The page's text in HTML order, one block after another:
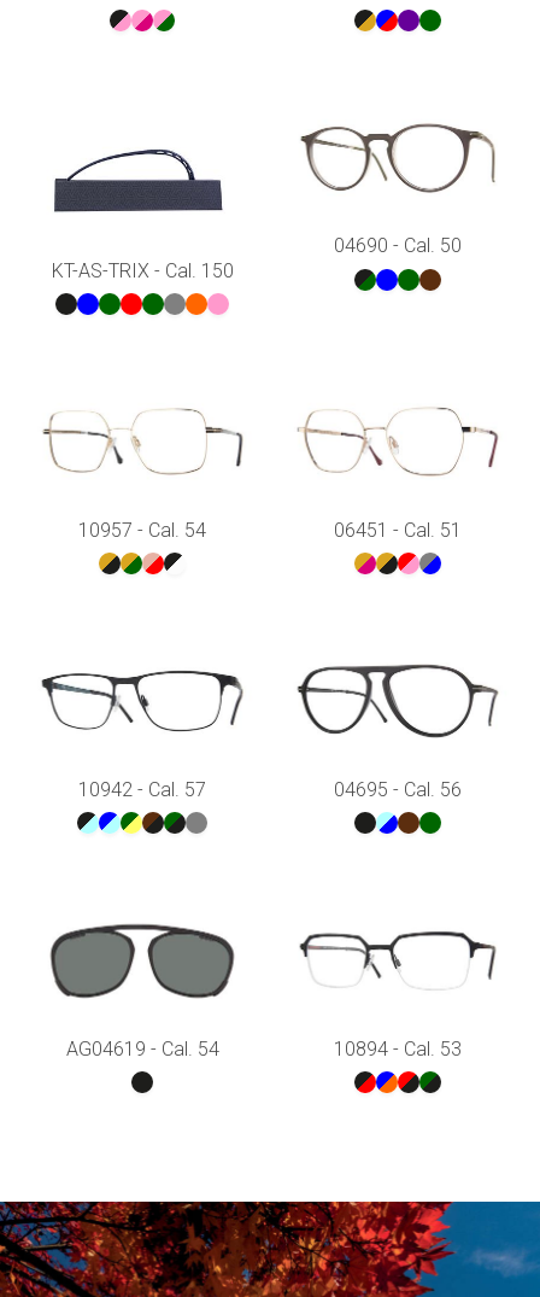
KT-AS-TRIX - Cal. 150
04690 - Cal. 50
10957 - Cal. 54 06451 - Cal. 51
10942 - Cal. 57 04695 - Cal. 56
AG04619 - Cal. 54 10894 - Cal. 53